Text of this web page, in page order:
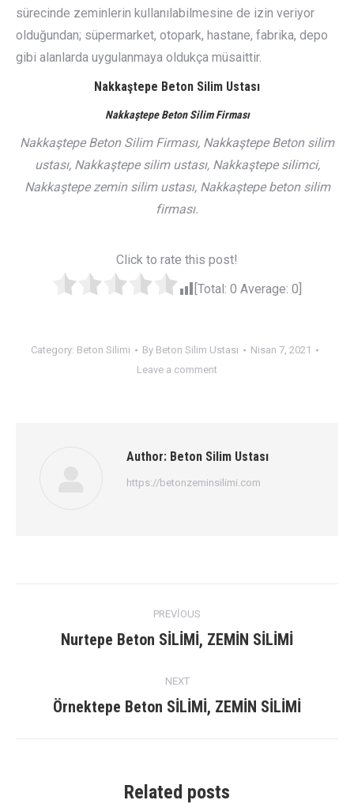
sürecinde zeminlerin kullanılabilmesine de izin veriyor
olduğundan; süpermarket, otopark, hastane, fabrika, depo
gibi alanlarda uygulanmaya oldukça müsaittir.
Nakkaştepe Beton Silim Ustası
Nakkaştepe Beton Silim Firması
Nakkaştepe Beton Silim Firması, Nakkaştepe Beton silim
ustası, Nakkaştepe silim ustası, Nakkaştepe silimci,
Nakkaştepe zemin silim ustası, Nakkaştepe beton silim
firması.
Click to rate this post!
[Total: 0 Average: 0
Category: Beton Silimi By Beton Silim Ustası
Nisan 7, 2021
Leave a comment
Author: Beton Silim Ustası
https://betonzeminsilimi.com
navigation
PREVIOUS
Previous
Nurtepe Beton SİLİMİ, ZEMİN SİLİMİ
NEXT
Next
Örnektepe Beton SİLİMİ, ZEMİN SİLİMİ
Related posts